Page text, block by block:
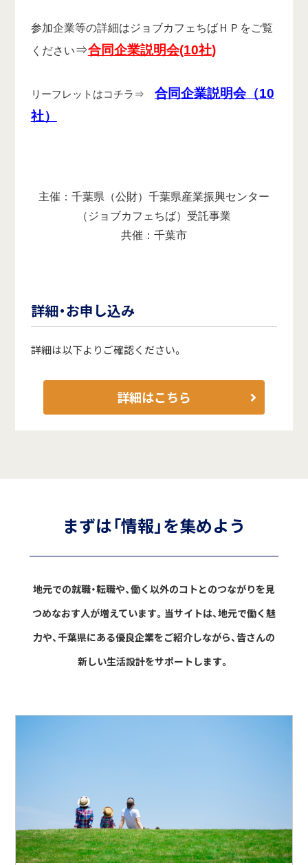
参加企業等の詳細はジョブカフェちばＨＰをご覧
ください⇒合同企業説明会(10社)
リーフレットはコチラ⇒ 合同企業説明会（10
社）
主催：千葉県（公財）千葉県産業振興センター
（ジョブカフェちば）受託事業
共催：千葉市
詳細・お申し込み
詳細は以下よりご確認ください。
詳細はこちら
まずは「情報」を集めよう
地元での就職・転職や、働く以外のコトとのつながりを見
つめなおす人が増えています。 当サイトは、地元で働く魅
力や、千葉県にある優良企業をご紹介しながら、皆さんの
新しい生活設計をサポートします。